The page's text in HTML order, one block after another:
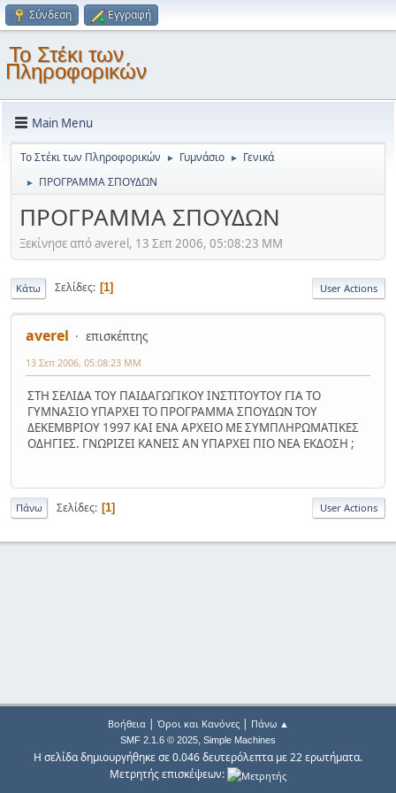
Σύνδεση Εγγραφή
Το Στέκι των
Πληροφορικών
Main Menu
Το Στέκι των Πληροφορικών ► Γυμνάσιο ► Γενικά
► ΠΡΟΓΡΑΜΜΑ ΣΠΟΥΔΩΝ
ΠΡΟΓΡΑΜΜΑ ΣΠΟΥΔΩΝ
Ξεκίνησε από averel, 13 Σεπ 2006, 05:08:23 ΜΜ
Κάτω Σελίδες 1 User Actions
averel επισκέπτης
13 Σεπ 2006, 05:08:23 ΜΜ
ΣΤΗ ΣΕΛΙΔΑ ΤΟΥ ΠΑΙΔΑΓΩΓΙΚΟΥ ΙΝΣΤΙΤΟΥΤΟΥ ΓΙΑ ΤΟ
ΓΥΜΝΑΣΙΟ ΥΠΑΡΧΕΙ ΤΟ ΠΡΟΓΡΑΜΜΑ ΣΠΟΥΔΩΝ ΤΟΥ
ΔΕΚΕΜΒΡΙΟΥ 1997 ΚΑΙ ΕΝΑ ΑΡΧΕΙΟ ΜΕ ΣΥΜΠΛΗΡΩΜΑΤΙΚΕΣ
ΟΔΗΓΙΕΣ. ΓΝΩΡΙΖΕΙ ΚΑΝΕΙΣ ΑΝ ΥΠΑΡΧΕΙ ΠΙΟ ΝΕΑ ΕΚΔΟΣΗ ;
Πάνω Σελίδες 1 User Actions
Βοήθεια| Όροι και Κανόνες| Πάνω ▲
SMF 2.1.6 © 2025, Simple Machines
Η σελίδα δημιουργήθηκε σε 0.046 δευτερόλεπτα με 22 ερωτήματα.
Μετρητής επισκέψεων: